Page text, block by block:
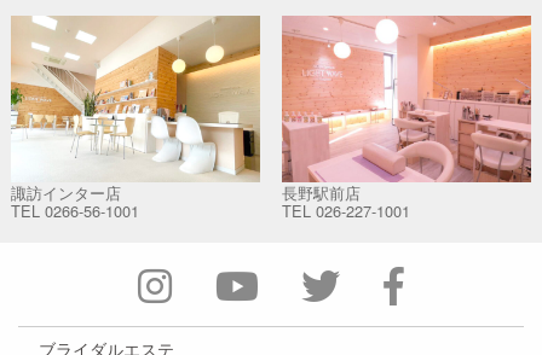
諏訪インター店
TEL 0266-56-1001
長野駅前店
TEL 026-227-1001
ブライダルエステ